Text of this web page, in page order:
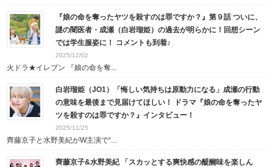
『娘の命を奪ったヤツを殺すのは罪ですか？』第９話 ついに、
謎の闇医者・成瀬（白岩瑠姫）の過去が明らかに！回想シーン
では学生服姿に！ コメントも到着♪
2025/12/02
火ドラ★イレブン 『娘の命を奪...
白岩瑠姫（JO1）「悔しい気持ちは原動力になる」成瀬の行動
の意味を最後まで見届けてほしい！ ドラマ『娘の命を奪ったヤ
ツを殺すのは罪ですか？』インタビュー！
2025/11/25
齊藤京子と水野美紀がW主演で“...
齊藤京子&水野美紀 「スカッとする爽快感の醍醐味を楽しん